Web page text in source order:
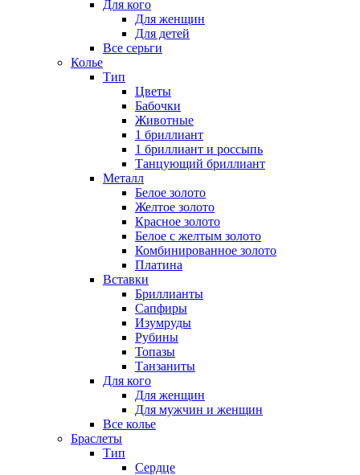
Для кого
Для женщин
Для детей
Все серьги
Колье
Тип
Цветы
Бабочки
Животные
1 бриллиант
1 бриллиант и россыпь
Танцующий бриллиант
Металл
Белое золото
Желтое золото
Красное золото
Белое с желтым золото
Комбинированное золото
Платина
Вставки
Бриллианты
Сапфиры
Изумруды
Рубины
Топазы
Танзаниты
Для кого
Для женщин
Для мужчин и женщин
Все колье
Браслеты
Тип
Сердце